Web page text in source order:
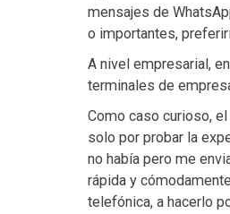
mensajes de
o importantes,
A nivel empresarial,
terminales de
Como caso curioso,
solo por probar la
no había pero me
rápida y
telefónica, a hacerlo